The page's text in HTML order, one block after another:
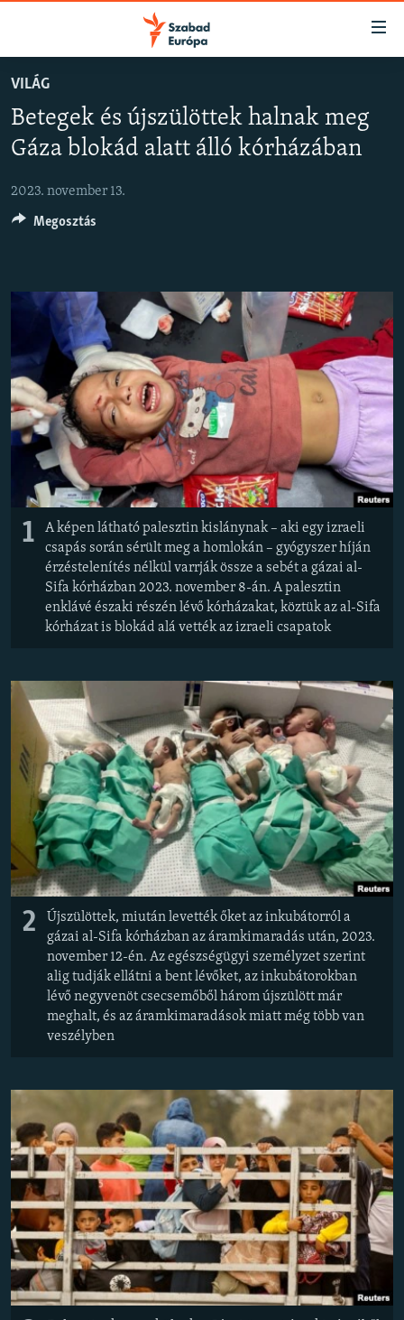
Akadálymentes
Ugrás
oldalra
Ugrás
AKTUÁLIS
PODCASTOK
VIDEÓK
ELEMZŐ
SZABADON
TÁRSADALOM
DEMOKRÁCIA
A PÉNZ NYOMÁBAN
EURÓPAI UNIÓ
VILÁG
KLÍMAVÁLTOZÁS
A MÚLT TANULSÁGAI
KÖVESSEN MINKET!
VILÁG
Betegek és újszülöttek halnak meg
Gáza blokád alatt álló kórházában
2023. november 13.
1
A képen látható palesztin kislánynak – aki egy izraeli
csapás során sérült meg a homlokán – gyógyszer híján
érzéstelenítés nélkül varrják össze a sebét a gázai al-
Sifa kórházban 2023. november 8-án. A palesztin
enklávé északi részén lévő kórházakat, köztük az al-Sifa
kórházat is blokád alá vették az izraeli csapatok
2
Újszülöttek, miután levették őket az inkubátorról a
gázai al-Sifa kórházban az áramkimaradás után, 2023.
november 12-én. Az egészségügyi személyzet szerint
alig tudják ellátni a bent lévőket, az inkubátorokban
lévő negyvenöt csecsemőből három újszülött már
meghalt, és az áramkimaradások miatt még több van
veszélyben
Megosztás
FELIRATKOZÁS